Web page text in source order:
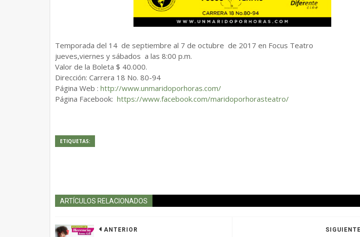
Temporada del 14 de septiembre al 7 de octubre de 2017 en Focus Teatro
jueves,viernes y sábados a las 8:00 p.m.
Valor de la Boleta $ 40.000.
Dirección: Carrera 18 No. 80-94
Página Web : http://www.unmaridoporhoras.com/
Página Facebook: https://www.facebook.com/maridoporhorasteatro/
ETIQUETAS:
ARTÍCULOS RELACIONADOS
SIGUIENTE
ANTERIOR